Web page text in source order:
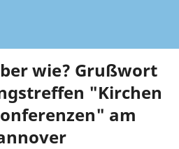
wie? Grußwort
"Kirchen
am